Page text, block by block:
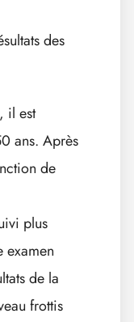
des
il est
ans. Après
de
plus
examen
de la
frottis